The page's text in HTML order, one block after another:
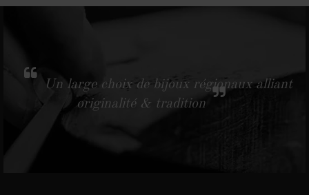
Un large choix de bijoux régionaux alliant
originalité & tradition